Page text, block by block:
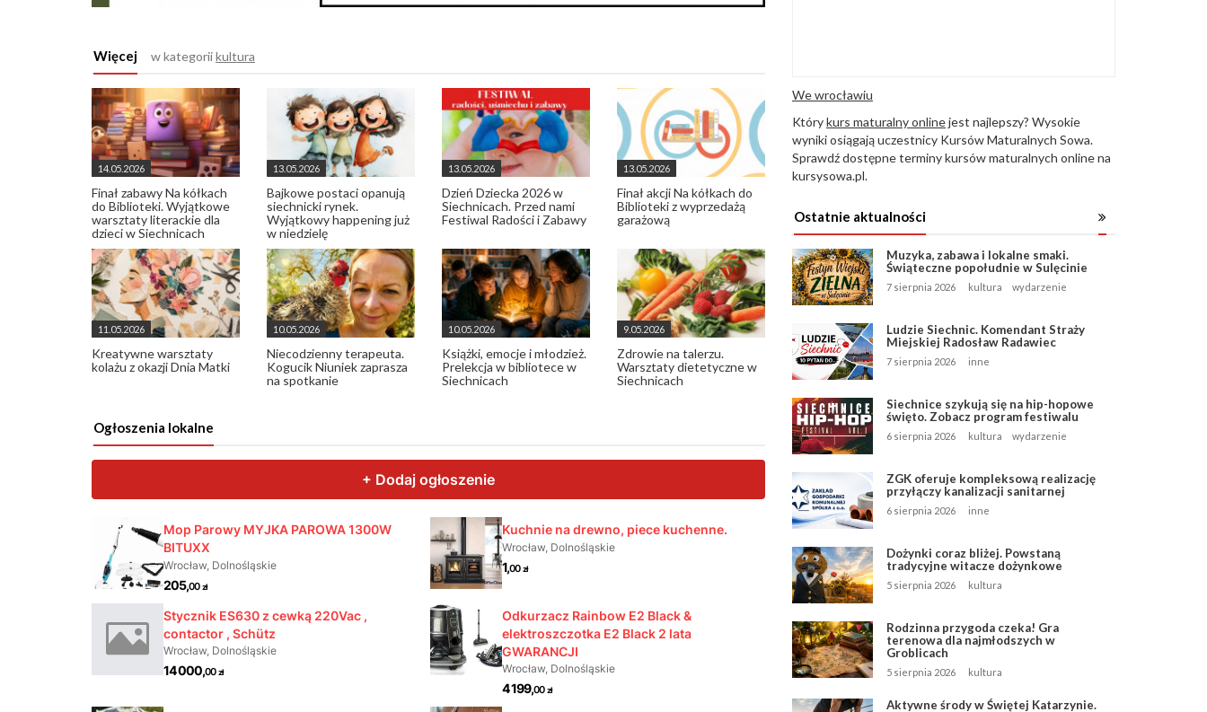
Więcej w kategoriikultura
14.05.2026
Finał zabawy Na kółkach
do Biblioteki. Wyjątkowe
warsztaty literackie dla
dzieci w Siechnicach
13.05.2026
Bajkowe postaci opanują
siechnicki rynek.
Wyjątkowy happening już
w niedzielę
13.05.2026
Dzień Dziecka 2026 w
Siechnicach. Przed nami
Festiwal Radości i Zabawy
13.05.2026
Finał akcji Na kółkach do
Biblioteki z wyprzedażą
garażową
11.05.2026
Kreatywne warsztaty
kolażu z okazji Dnia Matki
10.05.2026
Niecodzienny terapeuta.
Kogucik Niuniek zaprasza
na spotkanie
10.05.2026
Książki, emocje i młodzież.
Prelekcja w bibliotece w
Siechnicach
9.05.2026
Zdrowie na talerzu.
Warsztaty dietetyczne w
Siechnicach
Ogłoszenia lokalne
We wrocławiu
Którykurs maturalny onlinejest najlepszy? Wysokie
wyniki osiągają uczestnicy Kursów Maturalnych Sowa.
Sprawdź dostępne terminy kursów maturalnych online na
kursysowa.pl.
Ostatnie aktualności
Muzyka, zabawa i lokalne smaki.
Świąteczne popołudnie w Sulęcinie
7 sierpnia 2026 kultura wydarzenie
Ludzie Siechnic. Komendant Straży
Miejskiej Radosław Radawiec
7 sierpnia 2026 inne
Siechnice szykują się na hip-hopowe
święto. Zobacz program festiwalu
6 sierpnia 2026 kultura wydarzenie
ZGK oferuje kompleksową realizację
przyłączy kanalizacji sanitarnej
6 sierpnia 2026 inne
Dożynki coraz bliżej. Powstaną
tradycyjne witacze dożynkowe
5 sierpnia 2026 kultura
Rodzinna przygoda czeka! Gra
terenowa dla najmłodszych w
Groblicach
5 sierpnia 2026 kultura
Aktywne środy w Świętej Katarzynie.